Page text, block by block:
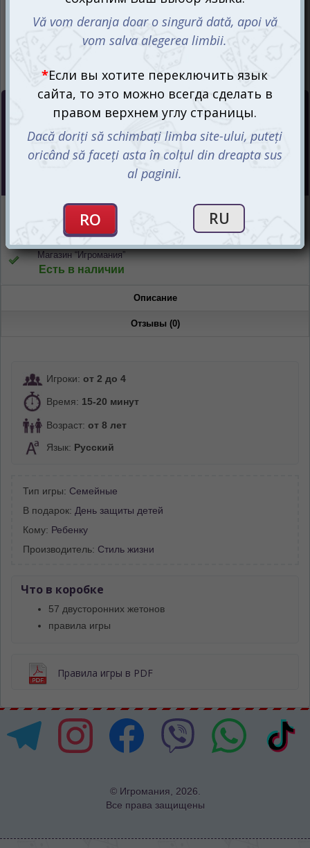
199mdl
Интернет-магазин
Есть в наличии
Магазин “Игромания”
Есть в наличии
Описание
Отзывы (0)
Игроки: от 2 до 4
Время: 15-20 минут
Возраст: от 8 лет
Язык: Русский
Тип игры: Семейные
В подарок: День защиты детей
Кому: Ребенку
Производитель: Стиль жизни
Что в коробке
57 двусторонних жетонов
правила игры
Правила игры в PDF
© Игромания, 2026.
Все права защищены